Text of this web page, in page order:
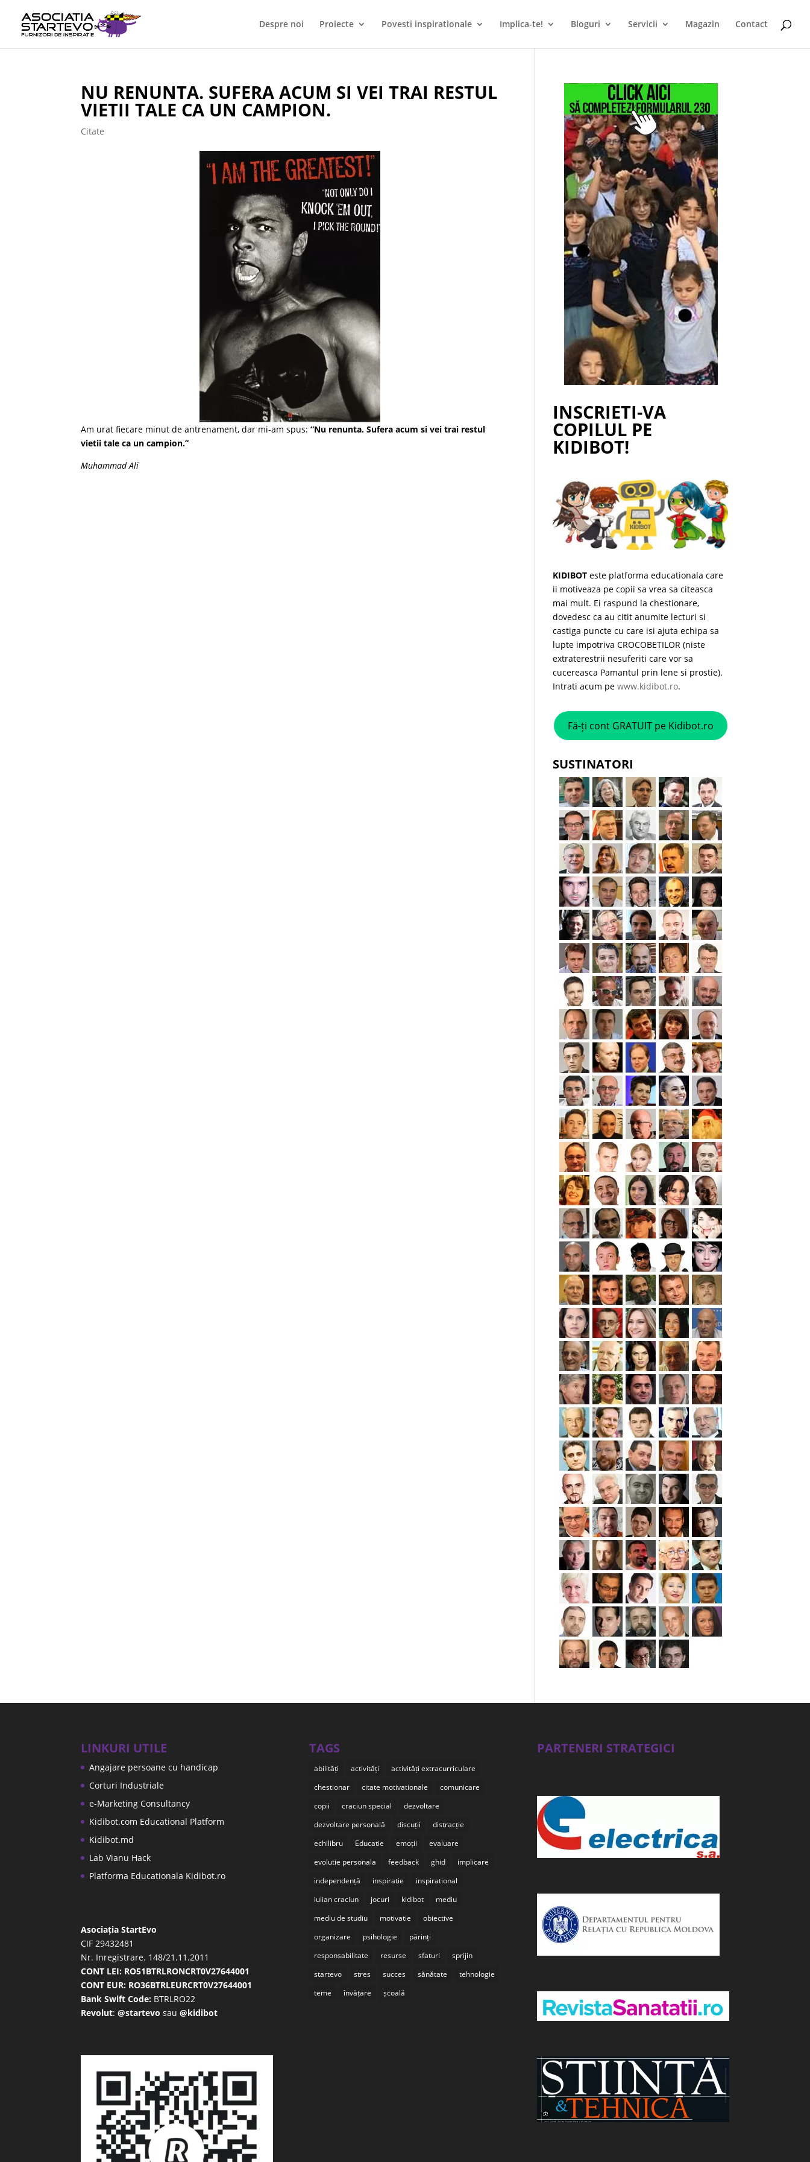
Despre noi Proiecte Povesti inspirationale Implica-te! Bloguri Servicii Magazin Contact
NU RENUNTA. SUFERA ACUM SI VEI TRAI RESTUL
VIETII TALE CA UN CAMPION.
Citate
Am urat fiecare minut de antrenament, dar mi-am spus:“Nu renunta. Sufera acum si vei trai restul
vietii tale ca un campion.”
Muhammad Ali
INSCRIETI-VA
COPILUL PE
KIDIBOT!
KIDIBOT este platforma educationala care
ii motiveaza pe copii sa vrea sa citeasca
mai mult. Ei raspund la chestionare,
dovedesc ca au citit anumite lecturi si
castiga puncte cu care isi ajuta echipa sa
lupte impotriva CROCOBETILOR (niste
extraterestrii nesuferiti care vor sa
cucereasca Pamantul prin lene si prostie).
Intrati acum pewww.kidibot.ro.
Fă-ți cont GRATUIT pe Kidibot.ro
SUSTINATORI
LINKURI UTILE
Angajare persoane cu handicap
Corturi Industriale
e-Marketing Consultancy
Kidibot.com Educational Platform
Kidibot.md
Lab Vianu Hack
Platforma Educationala Kidibot.ro
Asociația StartEvo
CIF 29432481
Nr. Inregistrare. 148/21.11.2011
CONT LEI: RO51BTRLRONCRT0V27644001
CONT EUR: RO36BTRLEURCRT0V27644001
Bank Swift Code: BTRLRO22
Revolut:@startevo sau@kidibot
TAGS
abilități activități
activități extracurriculare
chestionar
citate motivationale
comunicare
copii
craciun special
dezvoltare
dezvoltare personală
discuții
distracție
echilibru
Educatie emoții
evaluare
evolutie personala
feedback ghid
implicare
independență
inspiratie
inspirational
iulian craciun
jocuri kidibot
mediu
mediu de studiu
motivatie
obiective
organizare
psihologie
părinți
responsabilitate
resurse sfaturi
sprijin
startevo
stres succes sănătate
tehnologie
teme
învățare școală
PARTENERI STRATEGICI